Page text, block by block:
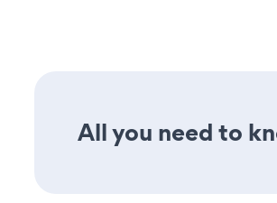
All you need to